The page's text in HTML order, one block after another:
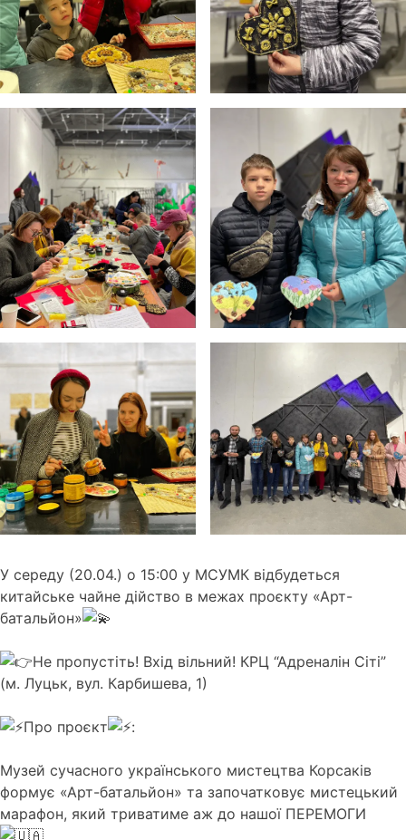
У середу (20.04.) о 15:00 у МСУМК відбудеться
китайське чайне дійство в межах проєкту «Арт-
батальйон»
Не пропустіть! Вхід вільний! КРЦ “Адреналін Сіті”
(м. Луцьк, вул. Карбишева, 1)
Про проєкт :
Музей сучасного українського мистецтва Корсаків
формує «Арт-батальйон» та започатковує мистецький
марафон, який триватиме аж до нашої ПЕРЕМОГИ